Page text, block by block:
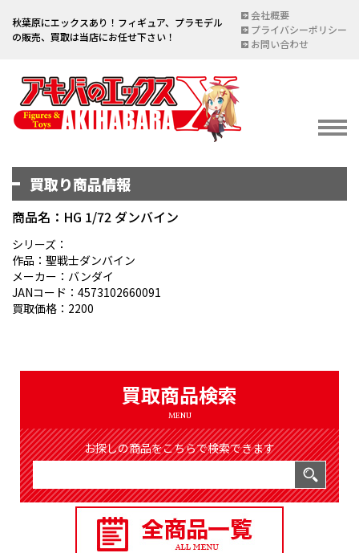
秋葉原にエックスあり！フィギュア、プラモデル
の販売、買取は当店にお任せ下さい！
会社概要
プライバシーポリシー
お問い合わせ
イベント情報
宅配買取のご案内
DELIVERY PURCHASE
買取お申し込み
ASSESSMENT
買取り商品情報
商品名：HG 1/72 ダンバイン
シリーズ：
作品：聖戦士ダンバイン
メーカー：バンダイ
JANコード：4573102660091
買取価格：2200
買取商品検索
MENU
お探しの商品をこちらで検索できます